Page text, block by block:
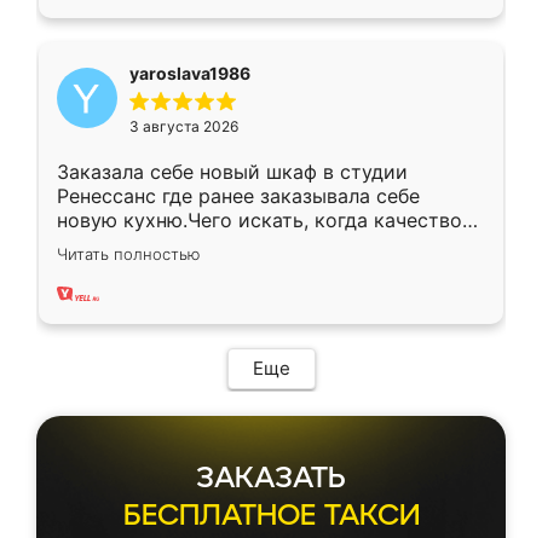
yaroslava1986
3 августа 2026
Заказала себе новый шкаф в студии
Ренессанс где ранее заказывала себе
новую кухню.Чего искать, когда качеством
вполне довольна. Служит кухня уже почти
два года, нареканий нет.
Читать полностью
Еще
ЗАКАЗАТЬ
БЕСПЛАТНОЕ ТАКСИ